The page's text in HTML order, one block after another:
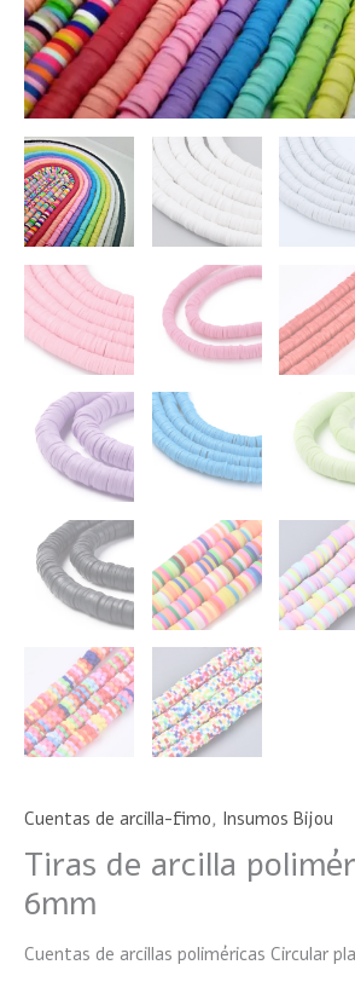
Cuentas de arcilla-fimo, Insumos Bijou
Tiras de arcilla
6mm
Cuentas de arcillas poliméricas Circular